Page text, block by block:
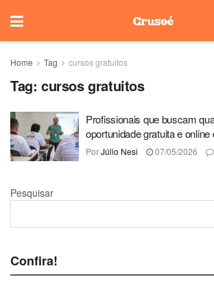
Home Tag cursos gratuitos
Tag: cursos gratuitos
Profissionais que buscam
oportunidade gratuita e
PorJúlio Nesi 07/05/2026
Pesquisar
Confira!